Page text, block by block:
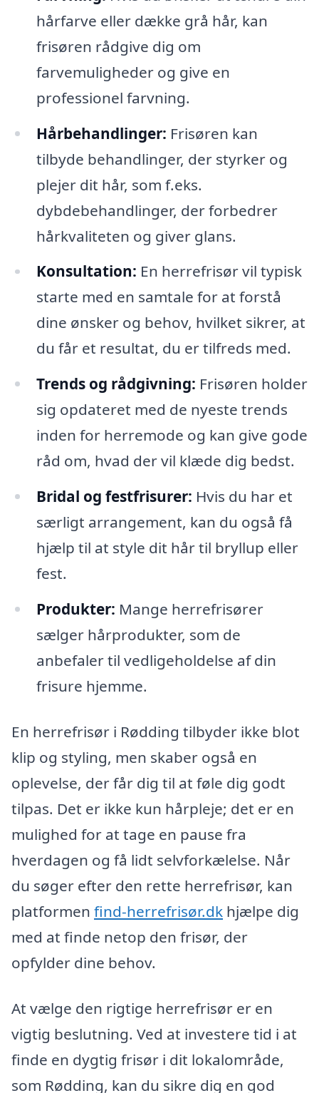
hårfarve eller dække grå hår, kan
frisøren rådgive dig om
farvemuligheder og give en
professionel farvning.
Hårbehandlinger: Frisøren kan
tilbyde behandlinger, der styrker og
plejer dit hår, som f.eks.
dybdebehandlinger, der forbedrer
hårkvaliteten og giver glans.
Konsultation: En herrefrisør vil typisk
starte med en samtale for at forstå
dine ønsker og behov, hvilket sikrer, at
du får et resultat, du er tilfreds med.
Trends og rådgivning: Frisøren holder
sig opdateret med de nyeste trends
inden for herremode og kan give gode
råd om, hvad der vil klæde dig bedst.
Bridal og festfrisurer: Hvis du har et
særligt arrangement, kan du også få
hjælp til at style dit hår til bryllup eller
fest.
Produkter: Mange herrefrisører
sælger hårprodukter, som de
anbefaler til vedligeholdelse af din
frisure hjemme.
En herrefrisør i Rødding tilbyder ikke blot
klip og styling, men skaber også en
oplevelse, der får dig til at føle dig godt
tilpas. Det er ikke kun hårpleje; det er en
mulighed for at tage en pause fra
hverdagen og få lidt selvforkælelse. Når
du søger efter den rette herrefrisør, kan
platformen find-herrefrisør.dk hjælpe dig
med at finde netop den frisør, der
opfylder dine behov.
At vælge den rigtige herrefrisør er en
vigtig beslutning. Ved at investere tid i at
finde en dygtig frisør i dit lokalområde,
som Rødding, kan du sikre dig en god